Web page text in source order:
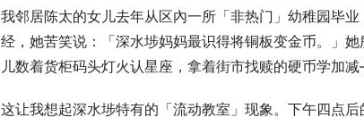
我邻居陈太的女儿去年从区內一所「非热门」幼稚园毕
经，她苦笑说：「深水埗妈妈最识得将铜板变金币。」
儿数着货柜码头灯火认星座，拿着街市找赎的硬币学加
这让我想起深水埗特有的「流动教室」现象。下午四点